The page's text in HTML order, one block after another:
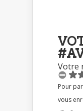
Votre
Pour participer à
vous